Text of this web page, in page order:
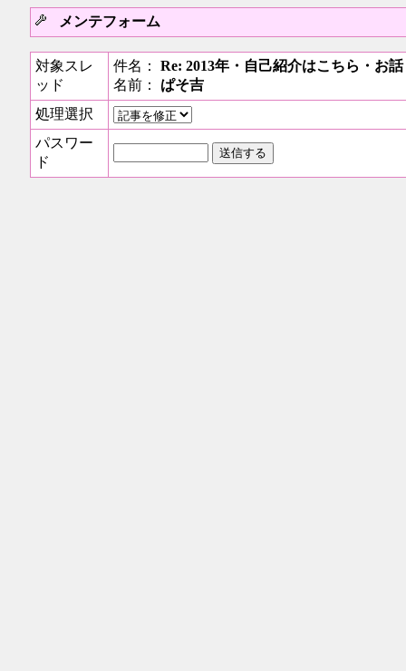
メンテフォーム
対象スレ
ッド
件名： Re: 2013年・自己紹介はこちら・お
名前： ぱそ吉
処理選択
パスワー
ド